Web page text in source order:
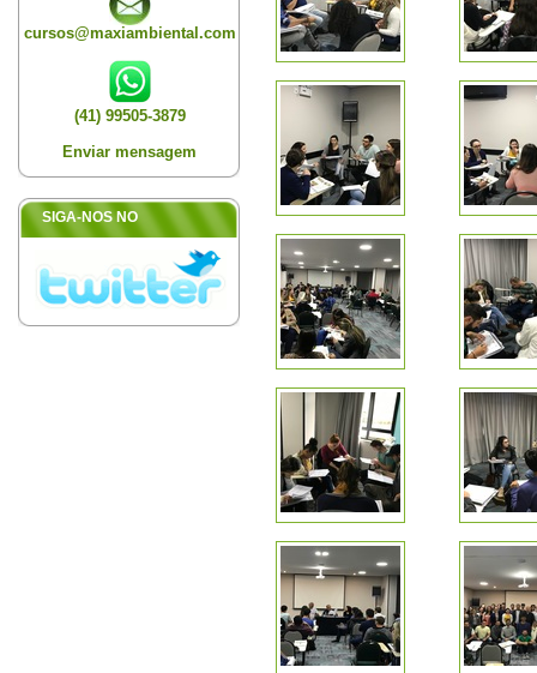
cursos@maxiambiental.com
(41) 99505-3879
Enviar mensagem
SIGA-NOS NO